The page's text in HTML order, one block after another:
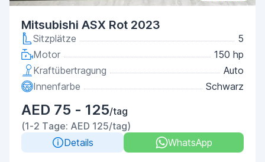
Mitsubishi ASX Rot 2023
Sitzplätze
5
Motor
150 hp
Kraftübertragung
Auto
Innenfarbe
Schwarz
AED 75 - 125/tag
(1-2 Tage: AED 125/tag)
Details
WhatsApp